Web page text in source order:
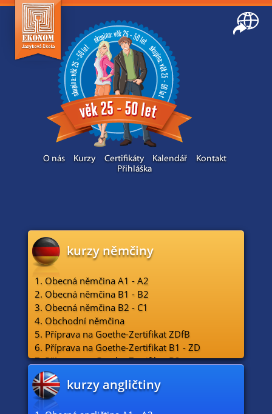
O nás Kurzy Certifikáty Kalendář
Kontakt
Přihláška
kurzy němčiny
1. Obecná němčina A1 - A2
2. Obecná němčina B1 - B2
3. Obecná němčina B2 - C1
4. Obchodní němčina
5. Příprava na Goethe-Zertifikat ZDfB
6. Příprava na Goethe-Zertifikat B1 - ZD
7. Příprava na Goethe-Zertifikat B2
8. Příprava na Goethe-Zertifikat C1
9. Konverzace A2 - C1
kurzy angličtiny